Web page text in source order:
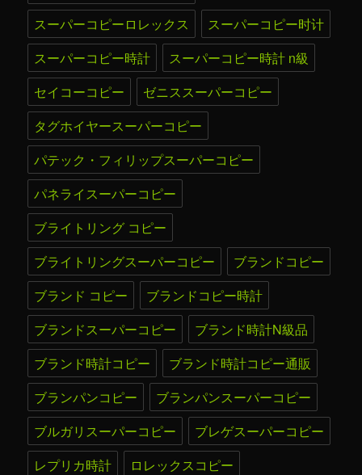
スーパーコピーロレックス
スーパーコピー时计
スーパーコピー時計
スーパーコピー時計 n級
セイコーコピー
ゼニススーパーコピー
タグホイヤースーパーコピー
パテック・フィリップスーパーコピー
パネライスーパーコピー
ブライトリング コピー
ブライトリングスーパーコピー
ブランドコピー
ブランド コピー
ブランドコピー時計
ブランドスーパーコピー
ブランド時計N級品
ブランド時計コピー
ブランド時計コピー通販
ブランパンコピー
ブランパンスーパーコピー
ブルガリスーパーコピー
ブレゲスーパーコピー
レプリカ時計
ロレックスコピー